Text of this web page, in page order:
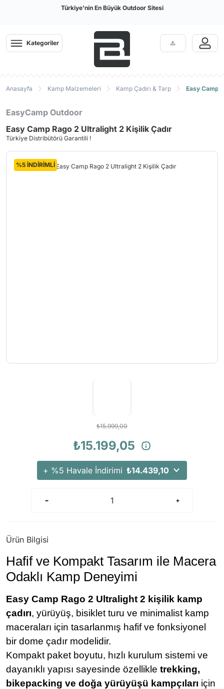
Türkiye'nin En Büyük Outdoor Sitesi
Kategoriler
Anasayfa Kamp Malzemeleri Kamp Çadırı & Tarp Easy Camp
EasyCamp Outdoor
Easy Camp Rago 2 Ultralight 2 Kişilik Çadır
Türkiye Distribütörü Garantili !
%5 İNDİRİMLİ
₺15.999,00
₺15.199,05
+ %5 Havale İndirimi ₺14.439,10
Ürün Bilgisi
Hafif ve Kompakt Tasarım ile Macera
Odaklı Kamp Deneyimi
Easy Camp Rago 2 Ultralight 2 kişilik kamp
çadırı, yürüyüş, bisiklet turu ve minimalist kamp
maceraları için tasarlanmış hafif ve fonksiyonel
bir dome çadır modelidir.
Kompakt paket boyutu, hızlı kurulum sistemi ve
dayanıklı yapısı sayesinde özellikle trekking,
bikepacking ve doğa yürüyüşü kampçıları için